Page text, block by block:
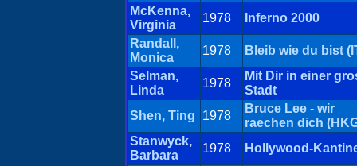
McKenna,
Virginia
1978
Inferno 2000
Randall,
Monica
1978
Bleib wie du bist
Selman,
Linda
1978
Mit Dir in einer
Stadt
Shen, Ting
1978
Bruce Lee - wir
raechen dich
Stanwyck,
Barbara
1978
Hollywood-